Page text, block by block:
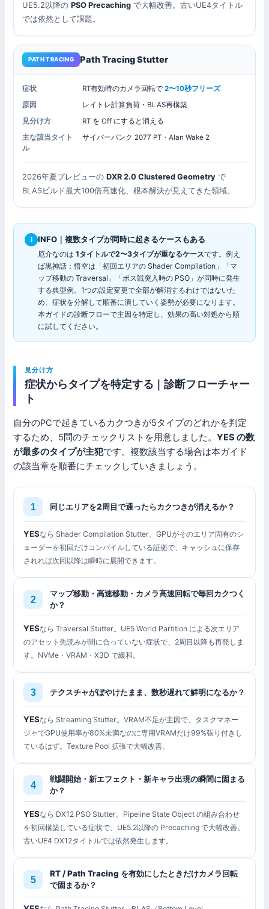
UE5.2以降のPSO Precaching で大幅改善。古いUE4タイトル
では依然として課題。
PATH TRACING Path Tracing Stutter
症状 RT有効時のカメラ回転で2〜10秒フリーズ
原因
レイトレ計算負荷・BLAS再構築
見分け方
RT を Off にすると消える
主な該当タイト
ル
サイバーパンク 2077 PT・Alan Wake 2
2026年夏プレビューのDXR 2.0 Clustered Geometry で
BLASビルド最大100倍高速化、根本解決が見えてきた領域。
i INFO｜複数タイプが同時に起きるケースもある
厄介なのは1タイトルで2〜3タイプが重なるケースです。例え
ば黒神話：悟空は「初回エリアの Shader Compilation」「マ
ップ移動の Traversal」「ボス戦突入時の PSO」が同時に発生
する典型例。1つの設定変更で全部が解消するわけではないた
め、症状を分解して順番に潰していく姿勢が必要になります。
本ガイドの診断フローで主因を特定し、効果の高い対処から順
に試してください。
見分け方
症状からタイプを特定する｜診断フローチャー
ト
自分のPCで起きているカクつきが5タイプのどれかを判定
するため、5問のチェックリストを用意しました。YES の数
が最多のタイプが主犯です。複数該当する場合は本ガイド
の該当章を順番にチェックしていきましょう。
同じエリアを2周目で通ったらカクつきが消えるか？
YESなら Shader Compilation Stutter。GPUがそのエリア固有のシ
ェーダーを初回だけコンパイルしている証拠で、キャッシュに保存
されれば次回以降は瞬時に展開できます。
マップ移動・高速移動・カメラ高速回転で毎回カクつく
か？
YESなら Traversal Stutter。UE5 World Partition による次エリア
のアセット先読みが間に合っていない症状で、2周目以降も再発しま
す。NVMe・VRAM・X3D で緩和。
テクスチャがぼやけたまま、数秒遅れて鮮明になるか？
YESなら Streaming Stutter。VRAM不足が主因で、タスクマネー
ジャでGPU使用率が80%未満なのに専用VRAMだけ99%張り付きし
ているはず。Texture Pool 拡張で大幅改善。
戦闘開始・新エフェクト・新キャラ出現の瞬間に固まる
か？
YESなら DX12 PSO Stutter。Pipeline State Object の組み合わせ
を初回構築している症状で、UE5.2以降の Precaching で大幅改善。
古いUE4 DX12タイトルでは依然発生します。
RT / Path Tracing を有効にしたときだけカメラ回転
で固まるか？